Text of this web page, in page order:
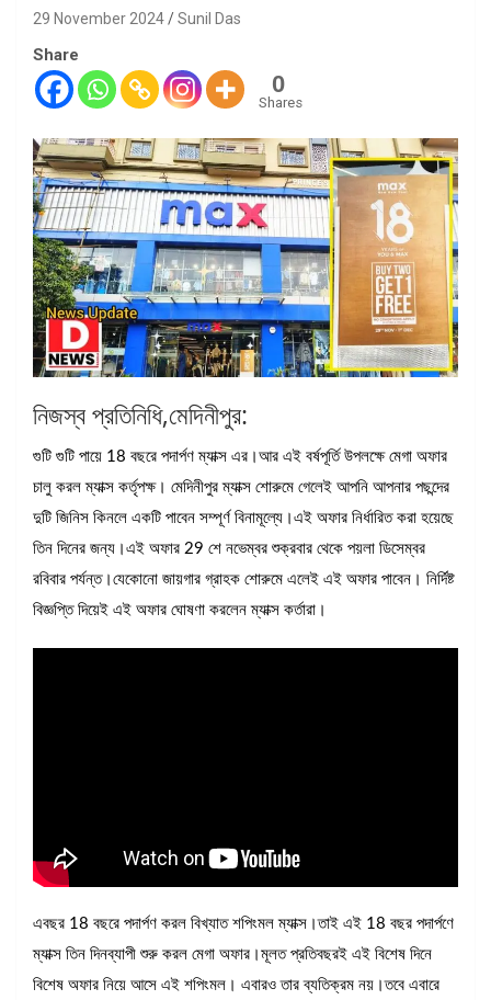
29 November 2024 Sunil Das
Share
0
Shares
নিজস্ব প্রতিনিধি,মেদিনীপুর:
গুটি গুটি পায়ে 18 বছরে পদার্পণ ম্যাক্স এর।আর এই বর্ষপূর্তি উপলক্ষে মেগা অফার
চালু করল ম্যাক্স কর্তৃপক্ষ। মেদিনীপুর ম্যাক্স শোরুমে গেলেই আপনি আপনার পছন্দের
দুটি জিনিস কিনলে একটি পাবেন সম্পূর্ণ বিনামূল্যে।এই অফার নির্ধারিত করা হয়েছে
তিন দিনের জন্য।এই অফার 29 শে নভেম্বর শুক্রবার থেকে পয়লা ডিসেম্বর
রবিবার পর্যন্ত।যেকোনো জায়গার গ্রাহক শোরুমে এলেই এই অফার পাবেন। নির্দিষ্ট
বিজ্ঞপ্তি দিয়েই এই অফার ঘোষণা করলেন ম্যাক্স কর্তারা।
এবছর 18 বছরে পদার্পণ করল বিখ্যাত শপিংমল ম্যাক্স।তাই এই 18 বছর পদার্পণে
ম্যাক্স তিন দিনব্যাপী শুরু করল মেগা অফার।মূলত প্রতিবছরই এই বিশেষ দিনে
বিশেষ অফার নিয়ে আসে এই শপিংমল। এবারও তার ব্যতিক্রম নয়।তবে এবারে